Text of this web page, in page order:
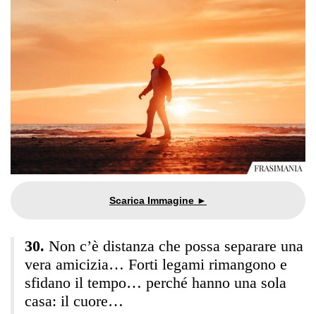
Non c’è distanza che possa separare una
vera amicizia… Forti legami rimangono e
sfidano il tempo… perché hanno una sola
casa: il cuore…